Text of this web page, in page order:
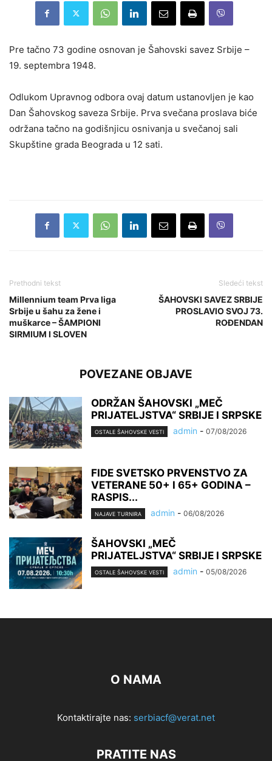
Pre tačno 73 godine osnovan je Šahovski savez Srbije –
19. septembra 1948.
Odlukom Upravnog odbora ovaj datum ustanovljen je kao
Dan Šahovskog saveza Srbije. Prva svečana proslava biće
održana tačno na godišnjicu osnivanja u svečanoj sali
Skupštine grada Beograda u 12 sati.
Prethodni tekst
Millennium team Prva liga
Srbije u šahu za žene i
muškarce – ŠAMPIONI
SIRMIUM I SLOVEN
Sledeći tekst
ŠAHOVSKI SAVEZ SRBIJE
PROSLAVIO SVOJ 73.
ROĐENDAN
POVEZANE OBJAVE
ODRŽAN ŠAHOVSKI „MEČ
PRIJATELJSTVA“ SRBIJE I SRPSKE
OSTALE ŠAHOVSKE VESTI admin - 07/08/2026
FIDE SVETSKO PRVENSTVO ZA
VETERANE 50+ I 65+ GODINA –
RASPIS...
NAJAVE TURNIRA admin - 06/08/2026
ŠAHOVSKI „MEČ
PRIJATELJSTVA“ SRBIJE I SRPSKE
OSTALE ŠAHOVSKE VESTI admin - 05/08/2026
O NAMA
Kontaktirajte nas: serbiacf@verat.net
PRATITE NAS